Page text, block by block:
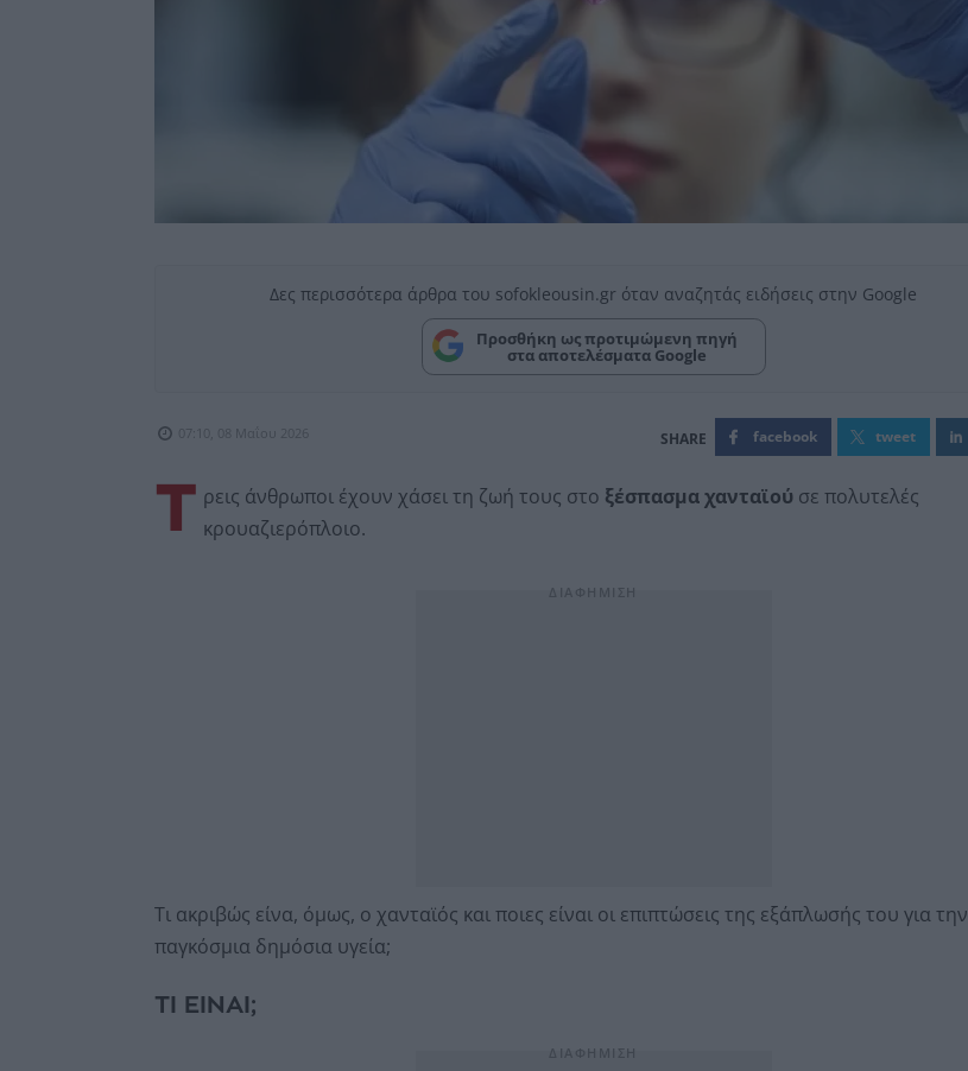
Δες περισσότερα άρθρα του sofokleousin.gr όταν αναζητάς ειδήσεις στην Google
Προσθήκη ως προτιμώμενη πηγή
στα αποτελέσματα Google
07:10, 08 Μαΐου 2026 facebook tweet
Τ ρεις άνθρωποι έχουν χάσει τη ζωή τους στο ξέσπασμα χανταϊού σε πολυτελές
κρουαζιερόπλοιο.
Τι ακριβώς είνα, όμως, ο χανταϊός και ποιες είναι οι επιπτώσεις της εξάπλωσής του για την
παγκόσμια δημόσια υγεία;
ΤΙ ΕΙΝΑΙ;